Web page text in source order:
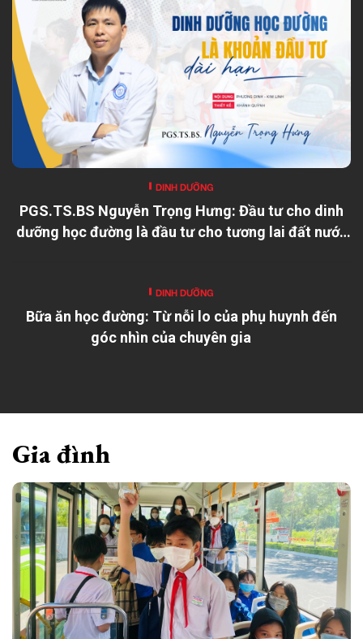
DINH DƯỠNG
PGS.TS.BS Nguyễn Trọng Hưng: Đầu tư cho dinh
dưỡng học đường là đầu tư cho tương lai đất nước
DINH DƯỠNG
Bữa ăn học đường: Từ nỗi lo của phụ huynh đến
góc nhìn của chuyên gia
Gia đình